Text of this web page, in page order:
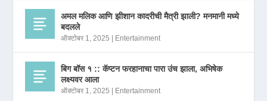
अमल मलिक आणि झीशान कादरीची मैत्री झाली? मनमानी मध्ये
बदलले
ऑक्टोबर 1, 2025 | Entertainment
बिग बॉस १ :: कॅप्टन फरहानाचा पारा उंच झाला, अभिषेक
लक्ष्यवर आला
ऑक्टोबर 1, 2025 | Entertainment